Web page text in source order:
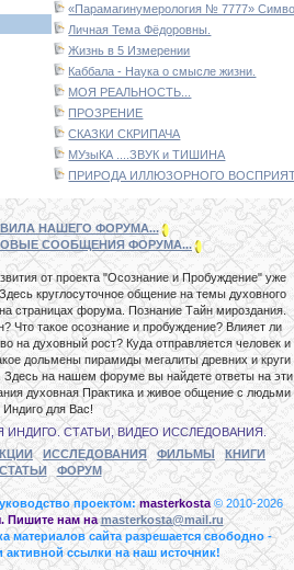
«Парамагинумерология № 7777»
Личная Тема Фёдоровны.
Жизнь в 5 Измерении
Каббала - Наука о смысле жизни.
МОЯ РЕАЛЬНОСТЬ...
ПРОЗРЕНИЕ
СКАЗКИ СКРИПАЧА
МУзыКА ....ЗВУК и ТИШИНА
ПРИРОДА ИЛЛЮЗОРНОГО
НАШЕГО ФОРУМА...
СООБЩЕНИЯ ФОРУМА...
от проекта "Осознание и Пробуждение" уже
круглосуточное общение на темы духовного
страницах форума. Познание Тайн мироздания.
Что такое осознание и пробуждение? Влияет ли
на духовный рост? Куда отправляется человек и
дольмены пирамиды мегалиты древних и круги
Здесь на нашем форуме вы найдете ответы на эти
духовная Практика и живое общение с людьми
Индиго для Вас!
ИНДИГО. СТАТЬИ, ВИДЕО ИССЛЕДОВАНИЯ.
ИССЛЕДОВАНИЯ ФИЛЬМЫ
КНИГИ
СТАТЬИ
ФОРУМ
проектом: masterkosta © 2010-2026
Пишите нам наmasterkosta@mail.ru
материалов сайта разрешается свободно -
активной ссылки на наш источник!